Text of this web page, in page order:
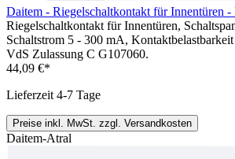
Daitem - Riegelschaltkontakt für Innentüren -
Riegelschaltkontakt für Innentüren,
Schaltstrom 5 - 300 mA,
VdS Zulassung C G107060.
44,09 €*
Lieferzeit 4-7 Tage
Preise inkl. MwSt. zzgl. Versandkosten
Daitem-Atral